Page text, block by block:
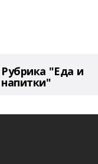
Рубрика "Еда и
напитки"